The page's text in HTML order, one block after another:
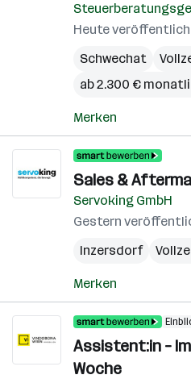
Heute
Schwechat
ab 2.300 €
Merken
Sales &
Servoking GmbH
Gestern
Inzersdorf
Merken
Assistent:in –
Woche